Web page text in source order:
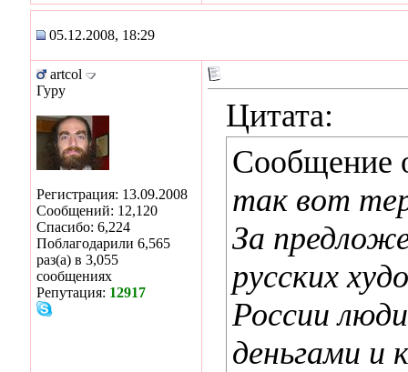
05.12.2008, 18:29
artcol
Гуру
Регистрация: 13.09.2008
Сообщений: 12,120
Спасибо: 6,224
Поблагодарили 6,565
раз(а) в 3,055
сообщениях
Репутация: 12917
Цитата:
Сообщение
так вот
За
русских
России
деньгами и